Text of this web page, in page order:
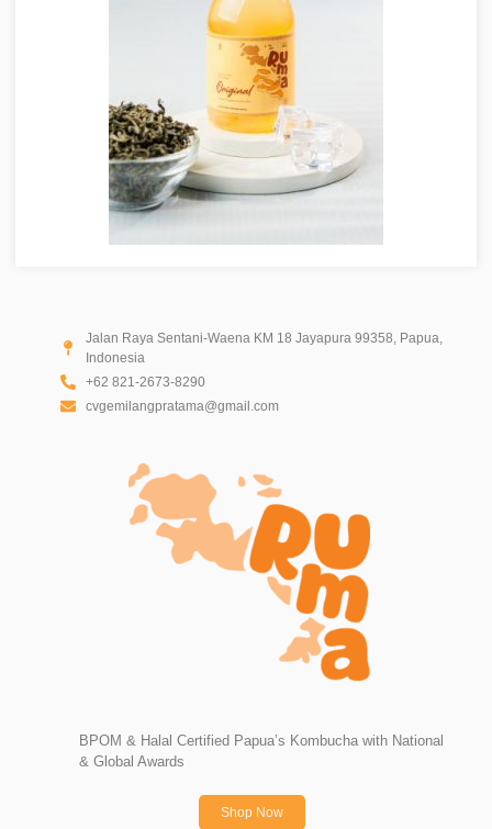
Jalan Raya Sentani-Waena KM 18 Jayapura 99358, Papua,
Indonesia
+62 821-2673-8290
cvgemilangpratama@gmail.com
BPOM & Halal Certified Papua’s Kombucha with National
& Global Awards
Shop Now